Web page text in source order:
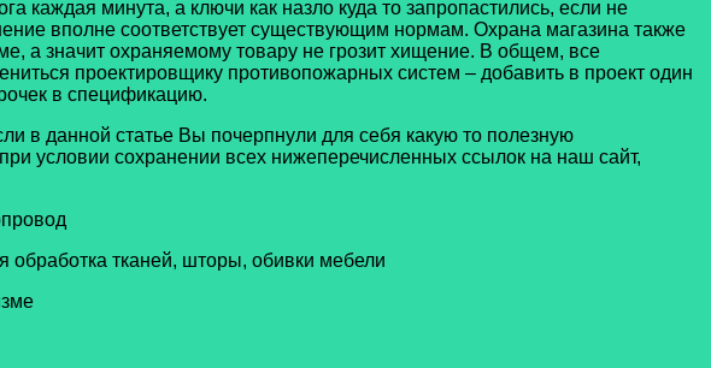
каждая минута, а ключи как назло куда то запропастились, если не
вполне соответствует существующим нормам. Охрана магазина также
а значит охраняемому товару не грозит хищение. В общем, все
проектировщику противопожарных систем – добавить в проект один
в спецификацию.
в данной статье Вы почерпнули для себя какую то полезную
условии сохранении всех нижеперечисленных ссылок на наш сайт,
обработка тканей, шторы, обивки мебели